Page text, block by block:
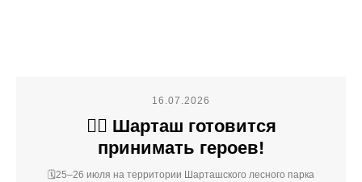
16.07.2026
🚴‍♂️ Шарташ готовится
принимать героев!
🗓️25–26 июля на территории Шарташского лесного парка